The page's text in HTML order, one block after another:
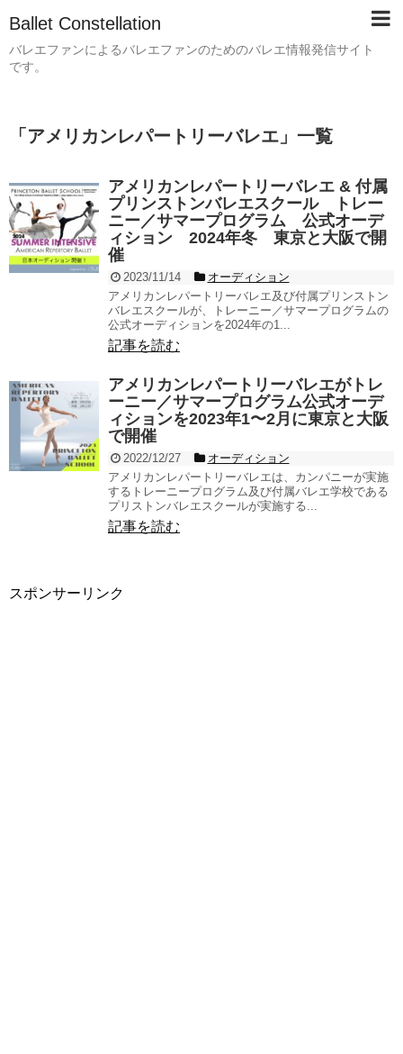
Ballet Constellation
バレエファンによるバレエファンのためのバレエ情報発信サイト
です。
「 アメリカンレパートリーバレエ 」 一覧
アメリカンレパートリーバレエ & 付属
プリンストンバレエスクール トレー
ニー／サマープログラム 公式オーデ
ィション 2024年冬 東京と大阪で開
催
2023/11/14
オーディション
アメリカンレパートリーバレエ及び付属プリンストン
バレエスクールが、トレーニー／サマープログラムの
公式オーディションを2024年の1...
記事を読む
アメリカンレパートリーバレエがトレ
ーニー／サマープログラム公式オーデ
ィションを2023年1〜2月に東京と大阪
で開催
2022/12/27
オーディション
アメリカンレパートリーバレエは、カンパニーが実施
するトレーニープログラム及び付属バレエ学校である
プリストンバレエスクールが実施する...
記事を読む
スポンサーリンク